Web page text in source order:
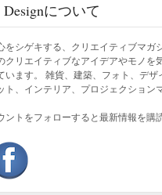
について
をシゲキする、クリエイティブマガ
クリエイティブなアイデアやモノを
います。 雑貨、建築、フォト、デザ
ト、インテリア、プロジェクション
ントをフォローすると最新情報を購